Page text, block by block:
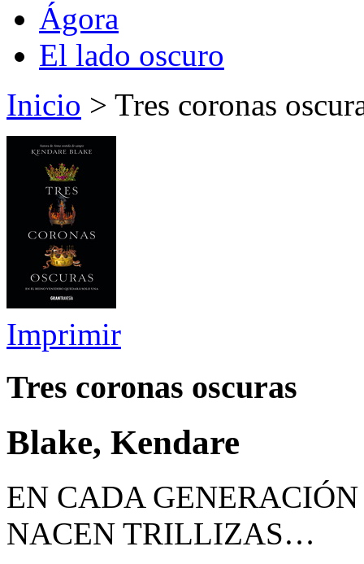
Ágora
El lado oscuro
Inicio > Tres coronas
Imprimir
Tres coronas oscuras
Blake, Kendare
EN CADA
NACEN TRILLIZAS…